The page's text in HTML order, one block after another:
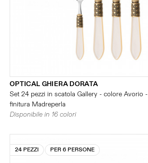
OPTICAL GHIERA DORATA
Set 24 pezzi in scatola Gallery - colore Avorio -
finitura Madreperla
Disponibile in 16 colori
24 PEZZI PER 6 PERSONE